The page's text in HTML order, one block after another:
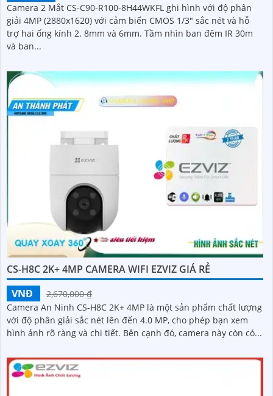
Camera 2 Mắt CS-C90-R100-8H44WKFL ghi hình với độ phân
giải 4MP (2880x1620) với cảm biến CMOS 1/3" sắc nét và hỗ
trợ hai ống kính 2. 8mm và 6mm. Tầm nhìn ban đêm IR 30m
và ban...
CS-H8C 2K+ 4MP CAMERA WIFI EZVIZ GIÁ RẺ
VNĐ
2,670,000 ₫
Camera An Ninh CS-H8C 2K+ 4MP là một sản phẩm chất lượng
với độ phân giải sắc nét lên đến 4.0 MP, cho phép bạn xem
hình ảnh rõ ràng và chi tiết. Bên cạnh đó, camera này còn có...